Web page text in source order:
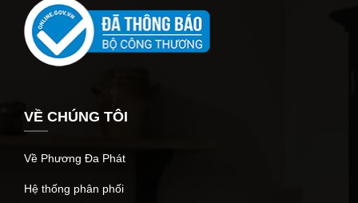
VỀ CHÚNG TÔI
Về Phương Đa Phát
Hệ thống phân phối